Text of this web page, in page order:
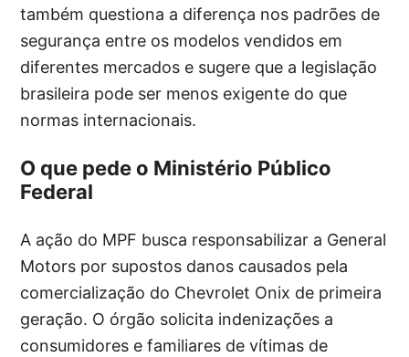
também questiona a diferença nos padrões de
segurança entre os modelos vendidos em
diferentes mercados e sugere que a legislação
brasileira pode ser menos exigente do que
normas internacionais.
O que pede o Ministério Público
Federal
A ação do MPF busca responsabilizar a General
Motors por supostos danos causados pela
comercialização do Chevrolet Onix de primeira
geração. O órgão solicita indenizações a
consumidores e familiares de vítimas de